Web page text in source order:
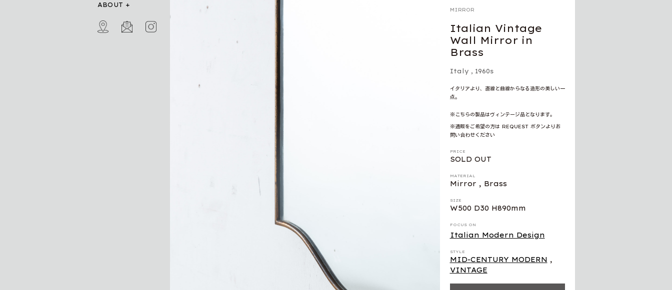
ABOUT
MIRROR
Italian Vintage
Wall Mirror in
Brass
Italy , 1960s
イタリアより、直線と曲線からなる造形の美しい一
点。
※こちらの製品はヴィンテージ品となります。
※通販をご希望の方は REQUEST ボタンよりお
問い合わせください
PRICE
SOLD OUT
MATERIAL
Mirror , Brass
SIZE
W500 D30 H890mm
FOCUS ON
Italian Modern Design
STYLE
MID-CENTURY MODERN ,
VINTAGE